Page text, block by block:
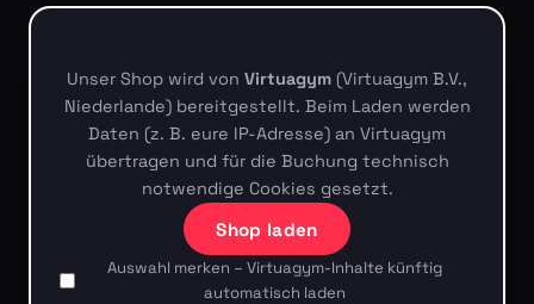
Unser Shop wird von Virtuagym (Virtuagym B.V.,
Niederlande) bereitgestellt. Beim Laden werden
Daten (z. B. eure IP-Adresse) an Virtuagym
übertragen und für die Buchung technisch
notwendige Cookies gesetzt.
Shop laden
Auswahl merken – Virtuagym-Inhalte künftig
automatisch laden